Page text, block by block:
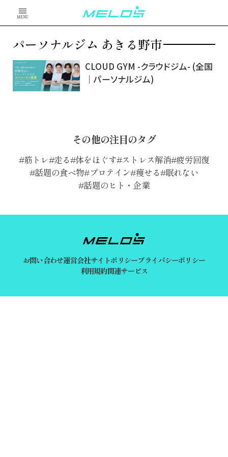
MENU
パーソナルジム あきる野市
CLOUD GYM -クラウドジム- (全国
｜パーソナルジム)
その他の注目のタグ
筋トレ 走る 体をほぐす ストレス解消 疲労回復
話題の食べ物 プロテイン 痩せる 眠れない
話題のヒト・企業
お問い合わせ運営会社サイトポリシープライバシーポリシー
利用規約関連サービス